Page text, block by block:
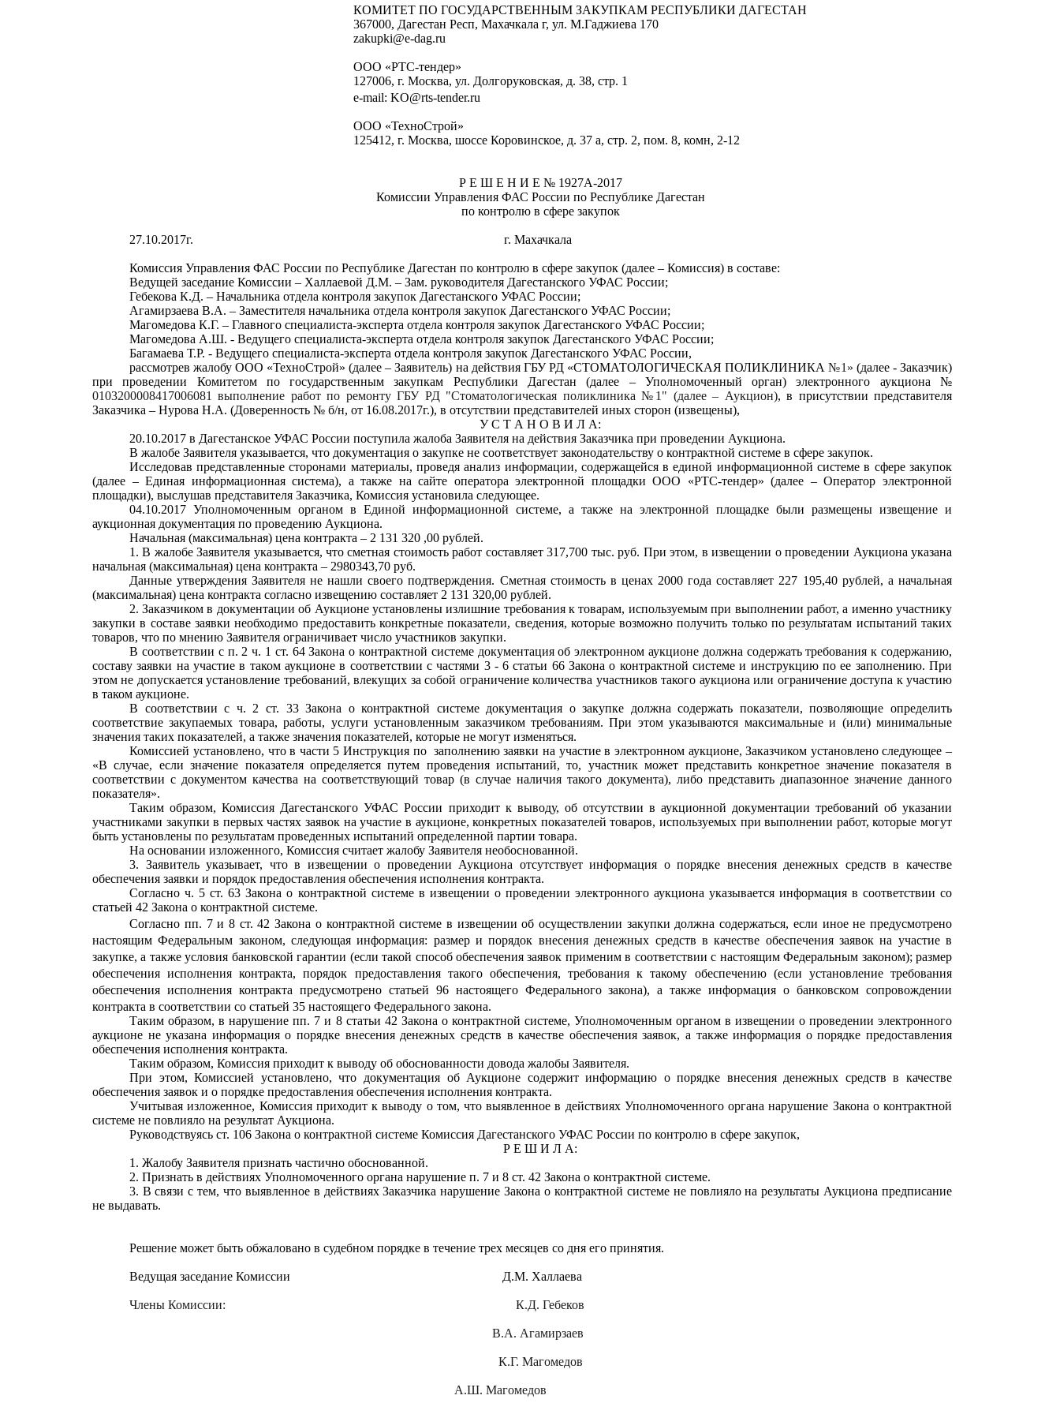
КОМИТЕТ ПО ГОСУДАРСТВЕННЫМ ЗАКУПКАМ РЕСПУБЛИКИ ДАГЕСТАН
367000, Дагестан Респ, Махачкала г, ул. М.Гаджиева 170
zakupki@e-dag.ru
ООО «РТС-тендер»
127006, г. Москва, ул. Долгоруковская, д. 38, стр. 1
e-mail: KO@rts-tender.ru
ООО «ТехноСтрой»
125412, г. Москва, шоссе Коровинское, д. 37 а, стр. 2, пом. 8, комн, 2-12
Р Е Ш Е Н И Е № 1927А-2017
Комиссии Управления ФАС России по Республике Дагестан
по контролю в сфере закупок
27.10.2017г. г. Махачкала
Комиссия Управления ФАС России по Республике Дагестан по контролю в сфере закупок (далее – Комиссия) в составе:
Ведущей заседание Комиссии – Халлаевой Д.М. – Зам. руководителя Дагестанского УФАС России;
Гебекова К.Д. – Начальника отдела контроля закупок Дагестанского УФАС России;
Агамирзаева В.А. – Заместителя начальника отдела контроля закупок Дагестанского УФАС России;
Магомедова К.Г. – Главного специалиста-эксперта отдела контроля закупок Дагестанского УФАС России;
Магомедова А.Ш. - Ведущего специалиста-эксперта отдела контроля закупок Дагестанского УФАС России;
Багамаева Т.Р. - Ведущего специалиста-эксперта отдела контроля закупок Дагестанского УФАС России,
рассмотрев жалобу ООО «ТехноСтрой» (далее – Заявитель) на действия ГБУ РД «СТОМАТОЛОГИЧЕСКАЯ ПОЛИКЛИНИКА№1» (далее - Заказчик)
при проведении Комитетом по государственным закупкам Республики Дагестан (далее – Уполномоченный орган) электронного аукциона №
0103200008417006081 выполнение работ по ремонту ГБУ РД "Стоматологическая поликлиника №1" (далее – Аукцион), в присутствии представителя
Заказчика – Нурова Н.А. (Доверенность № б/н, от 16.08.2017г.), в отсутствии представителей иных сторон (извещены),
У С Т А Н О В И Л А:
20.10.2017 в Дагестанское УФАС России поступила жалоба Заявителя на действия Заказчика при проведении Аукциона.
В жалобе Заявителя указывается, что документация о закупке не соответствует законодательству о контрактной системе в сфере закупок.
Исследовав представленные сторонами материалы, проведя анализ информации, содержащейся в единой информационной системе в сфере закупок
(далее – Единая информационная система), а также на сайте оператора электронной площадкиООО «РТС-тендер» (далее – Оператор электронной
площадки), выслушав представителя Заказчика, Комиссия установила следующее.
04.10.2017 Уполномоченным органом в Единой информационной системе, а также на электронной площадке были размещены извещение и
аукционная документация по проведению Аукциона.
Начальная (максимальная) цена контракта – 2 131 320 ,00 рублей.
1.В жалобе Заявителя указывается, чтосметная стоимость работ составляет 317,700 тыс. руб. При этом, в извещении о проведении Аукциона указана
начальная (максимальная) цена контракта – 2980343,70 руб.
Данные утверждения Заявителя не нашли своего подтверждения. Сметная стоимость в ценах 2000 года составляет 227 195,40 рублей, а начальная
(максимальная) цена контракта согласно извещению составляет 2 131 320,00 рублей.
2.Заказчиком в документации об Аукционе установлены излишние требования к товарам, используемым при выполнении работ, а именно участнику
закупки в составе заявки необходимо предоставить конкретные показатели, сведения, которые возможно получить только по результатам испытаний таких
товаров, что по мнению Заявителя ограничивает число участников закупки.
В соответствии с п. 2 ч. 1 ст. 64 Закона о контрактной системе документация об электронном аукционе должна содержать требования к содержанию,
составу заявки на участие в таком аукционе в соответствии с частями 3 - 6 статьи 66 Закона о контрактной системе и инструкцию по ее заполнению. При
этом не допускается установление требований, влекущих за собой ограничение количества участников такого аукциона или ограничение доступа к участию
в таком аукционе.
В соответствии с ч. 2 ст. 33 Закона о контрактной системе документация о закупке должна содержать показатели, позволяющие определить
соответствие закупаемых товара, работы, услуги установленным заказчиком требованиям. При этом указываются максимальные и (или) минимальные
значения таких показателей, а также значения показателей, которые не могут изменяться.
Комиссией установлено, что в части 5 Инструкция по заполнению заявки на участие в электронном аукционе, Заказчиком установлено следующее –
«В случае, если значение показателя определяется путем проведения испытаний, то, участник может представить конкретное значение показателя в
соответствии с документом качества на соответствующий товар (в случае наличия такого документа), либо представить диапазонное значение данного
показателя».
Таким образом, Комиссия Дагестанского УФАС России приходит к выводу, об отсутствии в аукционной документации требований об указании
участниками закупки в первых частях заявок на участие в аукционе, конкретных показателей товаров, используемых при выполнении работ, которые могут
быть установлены по результатам проведенных испытаний определенной партии товара.
На основании изложенного, Комиссия считает жалобу Заявителя необоснованной.
3. Заявитель указывает, что в извещении о проведении Аукциона отсутствует информация о порядке внесения денежных средств в качестве
обеспечения заявки и порядок предоставления обеспечения исполнения контракта.
Согласно ч. 5 ст. 63 Закона о контрактной системе в извещении о проведении электронного аукциона указывается информация в соответствии со
статьей 42 Закона о контрактной системе.
Согласно пп. 7 и 8 ст. 42 Закона о контрактной системе в извещении об осуществлении закупки должна содержаться, если иное не предусмотрено
настоящим Федеральным законом, следующая информация: размер и порядок внесения денежных средств в качестве обеспечения заявок на участие в
закупке, а также условия банковской гарантии (если такой способ обеспечения заявок применим в соответствии с настоящим Федеральным законом); размер
обеспечения исполнения контракта, порядок предоставления такого обеспечения, требования к такому обеспечению (если установление требования
обеспечения исполнения контракта предусмотрено статьей 96настоящего Федерального закона), а также информация о банковском сопровождении
контракта в соответствии со статьей 35 настоящего Федерального закона.
Таким образом, в нарушение пп. 7 и 8 статьи 42 Закона о контрактной системе, Уполномоченным органом в извещении о проведении электронного
аукционе не указана информация о порядке внесения денежных средств в качестве обеспечения заявок, а также информация о порядке предоставления
обеспечения исполнения контракта.
Таким образом, Комиссия приходит к выводу об обоснованности довода жалобы Заявителя.
При этом, Комиссией установлено, что документация об Аукционе содержит информацию о порядке внесения денежных средств в качестве
обеспечения заявок и о порядке предоставления обеспечения исполнения контракта.
Учитывая изложенное, Комиссия приходит к выводу о том, что выявленное в действиях Уполномоченного органа нарушение Закона о контрактной
системе не повлияло на результат Аукциона.
Руководствуясь ст. 106 Закона о контрактной системе Комиссия Дагестанского УФАС России по контролю в сфере закупок,
Р Е Ш И Л А:
1.Жалобу Заявителя признатьчастичнообоснованной.
2. Признать в действиях Уполномоченного органа нарушение п. 7 и 8 ст. 42 Закона о контрактной системе.
3. В связи с тем, что выявленное в действиях Заказчика нарушение Закона о контрактной системе не повлияло на результаты Аукциона предписание
не выдавать.
Решение может быть обжаловано в судебном порядке в течение трех месяцев со дня его принятия.
Ведущая заседание Комиссии Д.М. Халлаева
Члены Комиссии: К.Д. Гебеков
В.А. Агамирзаев
К.Г. Магомедов
А.Ш. Магомедов